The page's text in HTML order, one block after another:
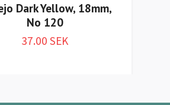
Dark Yellow, 18mm,
No 120
37.00 SEK